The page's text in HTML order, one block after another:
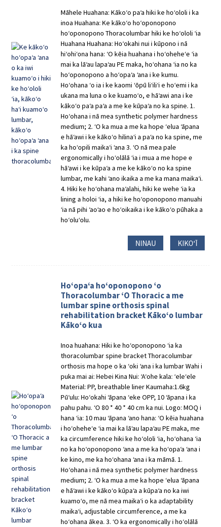
Māhele Huahana: Kākoʻo paʻa hiki ke hoʻololi i ka
inoa Huahana: Ke kākoʻo hoʻoponopono
hoʻoponopono Thoracolumbar hiki ke hoʻololi ʻia
Huahana Huahana: Hoʻokahi nui i kūpono i nā
hiʻohiʻona hana: ʻO kēia huahana i hoʻoheheʻe ʻia
mai ka lāʻau lapaʻau PE maka, hoʻohana ʻia no ka
hoʻoponopono a hoʻopaʻa ʻana i ke kumu.
Hoʻohana ʻo ia i ke kaomi ʻōpū liʻiliʻi e hoʻemi i ka
ukana ma luna o ke kuamoʻo, e hāʻawi ana i ke
kākoʻo paʻa paʻa a me ke kūpaʻa no ka spine. 1.
Hoʻohana i nā mea synthetic polymer hardness
medium; 2. ʻO ka mua a me ka hope ʻelua ʻāpana
e hāʻawi i ke kākoʻo hilinaʻi a paʻa no ka spine, me
ka hoʻopili maikaʻi ʻana 3. ʻO nā mea pale
ergonomically i hoʻolālā ʻia i mua a me hope e
hāʻawi i ke kūpaʻa a me ke kākoʻo no ka spine
lumbar, me kahi ʻano ikaika a me ka mana maikaʻi.
4. Hiki ke hoʻohana maʻalahi, hiki ke wehe ʻia ka
lining a holoi ʻia, a hiki ke hoʻoponopono manuahi
ʻia nā pihi ʻaoʻao e hoʻoikaika i ke kākoʻo pūhaka a
hoʻoluʻolu.
NINAU KIKOʻĪ
Hoʻopaʻa hoʻoponopono ʻo
Thoracolumbar ʻO Thoracic a me
lumbar spine orthosis spinal
rehabilitation bracket Kākoʻo lumbar
Kākoʻo kua
Inoa huahana: Hiki ke hoʻoponopono ʻia ka
thoracolumbar spine bracket Thoracolumbar
orthosis ma hope o ka ʻoki ʻana i ka lumbar Wahi i
puka mai ai: Hebei Kina Nui: ʻAʻohe kala: ʻeleʻele
Material: PP, breathable liner Kaumaha:1.6kg
Pūʻulu: Hoʻokahi ʻāpana ʻeke OPP, 10 ʻāpana i ka
pahu pahu. ʻO 80 * 40 * 40 cm ka nui. Logo: MOQ i
hana ʻia: 10 mau ʻāpana ʻano hana: ʻO kēia huahana
i hoʻoheheʻe ʻia mai ka lāʻau lapaʻau PE maka, me
ka circumference hiki ke hoʻololi ʻia, hoʻohana ʻia
no ka hoʻoponopono ʻana a me ka hoʻopaʻa ʻana i
ke kino, me ka hoʻohana ʻana i ka māmā. 1.
Hoʻohana i nā mea synthetic polymer hardness
medium; 2. ʻO ka mua a me ka hope ʻelua ʻāpana
e hāʻawi i ke kākoʻo kūpaʻa a kūpaʻa no ka iwi
kuamoʻo, me nā mea maikaʻi o ka adaptability
maikaʻi, adjustable circumference, a me ka
hoʻohana ākea. 3. ʻO ka ergonomically i hoʻolālā